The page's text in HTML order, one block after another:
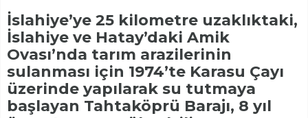
İslahiye’ye 25 kilometre uzaklıktaki,
İslahiye ve Hatay’daki Amik
Ovası’nda tarım arazilerinin
sulanması için 1974’te Karasu Çayı
üzerinde yapılarak su tutmaya
başlayan Tahtaköprü Barajı, 8 yıl